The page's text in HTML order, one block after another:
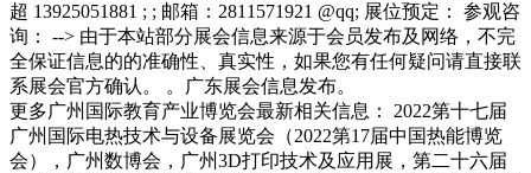
超 13925051881 ; ; 邮箱：2811571921 @qq; 展位预定： 参观咨
询： --> 由于本站部分展会信息来源于会员发布及网络，不完
全保证信息的的准确性、真实性，如果您有任何疑问请直接联
系展会官方确认。 。广东展会信息发布。
更多广州国际教育产业博览会最新相关信息： 2022第十七届
广州国际电热技术与设备展览会（2022第17届中国热能博览
会），广州数博会，广州3D打印技术及应用展，第二十六届